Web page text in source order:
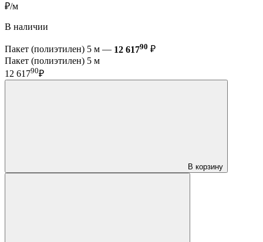
₽/м
В наличии
Пакет (полиэтилен) 5 м — 12 61790 ₽
Пакет (полиэтилен) 5 м
12 61790₽
В корзину